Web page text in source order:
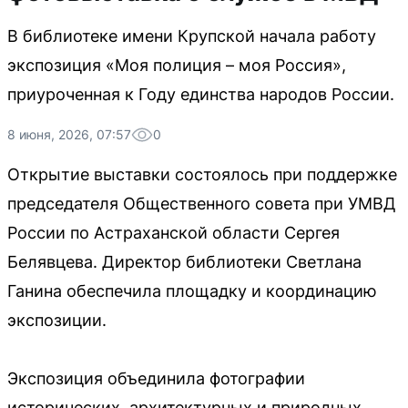
В библиотеке имени Крупской начала работу
экспозиция «Моя полиция – моя Россия»,
приуроченная к Году единства народов России.
8 июня, 2026, 07:57 0
Открытие выставки состоялось при поддержке
председателя Общественного совета при УМВД
России по Астраханской области Сергея
Белявцева. Директор библиотеки Светлана
Ганина обеспечила площадку и координацию
экспозиции.
Экспозиция объединила фотографии